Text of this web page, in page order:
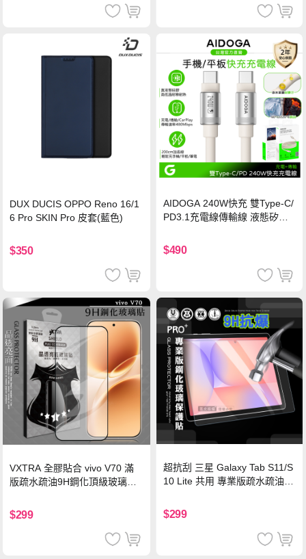
DUX DUCIS OPPO Reno 16/1
6 Pro SKIN Pro 皮套(藍色)
$350
AIDOGA 240W快充 雙Type-C/
PD3.1充電線傳輸線 液態矽膠
機/平板/筆電
$490
VXTRA 全膠貼合 vivo V70 滿
版疏水疏油9H鋼化頂級玻璃貼
$299
超抗刮 三星 Galaxy Tab S11/S
10 Lite 共用 專業版疏水疏油9
$299